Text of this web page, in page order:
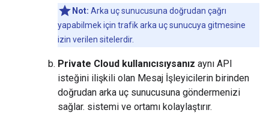
Not: Arka uç sunucusuna doğrudan çağrı
yapabilmek için trafik arka uç sunucuya gitmesine
izin verilen sitelerdir.
Private Cloud kullanıcısıysanız aynı API
isteğini ilişkili olan Mesaj İşleyicilerin birinden
doğrudan arka uç sunucusuna göndermenizi
sağlar. sistemi ve ortamı kolaylaştırır.